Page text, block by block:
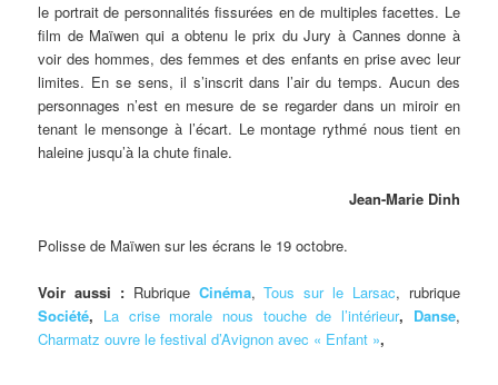
le portrait de personnalités fissurées en de multiples facettes. Le
film de Maïwen qui a obtenu le prix du Jury à Cannes donne à
voir des hommes, des femmes et des enfants en prise avec leur
limites. En se sens, il s’inscrit dans l’air du temps. Aucun des
personnages n’est en mesure de se regarder dans un miroir en
tenant le mensonge à l’écart. Le montage rythmé nous tient en
haleine jusqu’à la chute finale.
Jean-Marie Dinh
Polisse de Maïwen sur les écrans le 19 octobre.
Voir aussi :Rubrique Cinéma,Tous sur le Larsac, rubrique
Société, La crise morale nous touche de l’intérieur, Danse,
Charmatz ouvre le festival d’Avignon avec « Enfant »,